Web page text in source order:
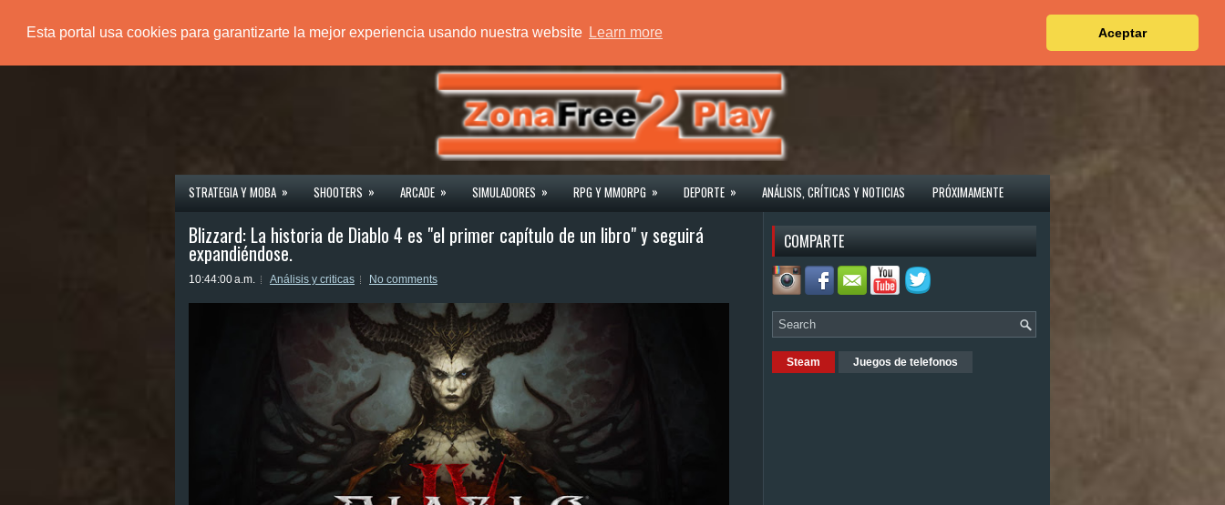
Esta portal usa cookies para garantizarte la mejor experiencia usando nuestra website Learn more Aceptar
PÁGINA PRINCIPAL
STRATEGIA Y MOBA » SHOOTERS » ARCADE » SIMULADORES » RPG Y MMORPG » DEPORTE » ANÁLISIS, CRÍTICAS Y NOTICIAS PRÓXIMAMENTE
Blizzard: La historia de Diablo 4 es "el primer capítulo de un libro" y seguirá
expandiéndose.
10:44:00 a.m. Análisis y criticas No comments
COMPARTE
Steam Juegos de telefonos